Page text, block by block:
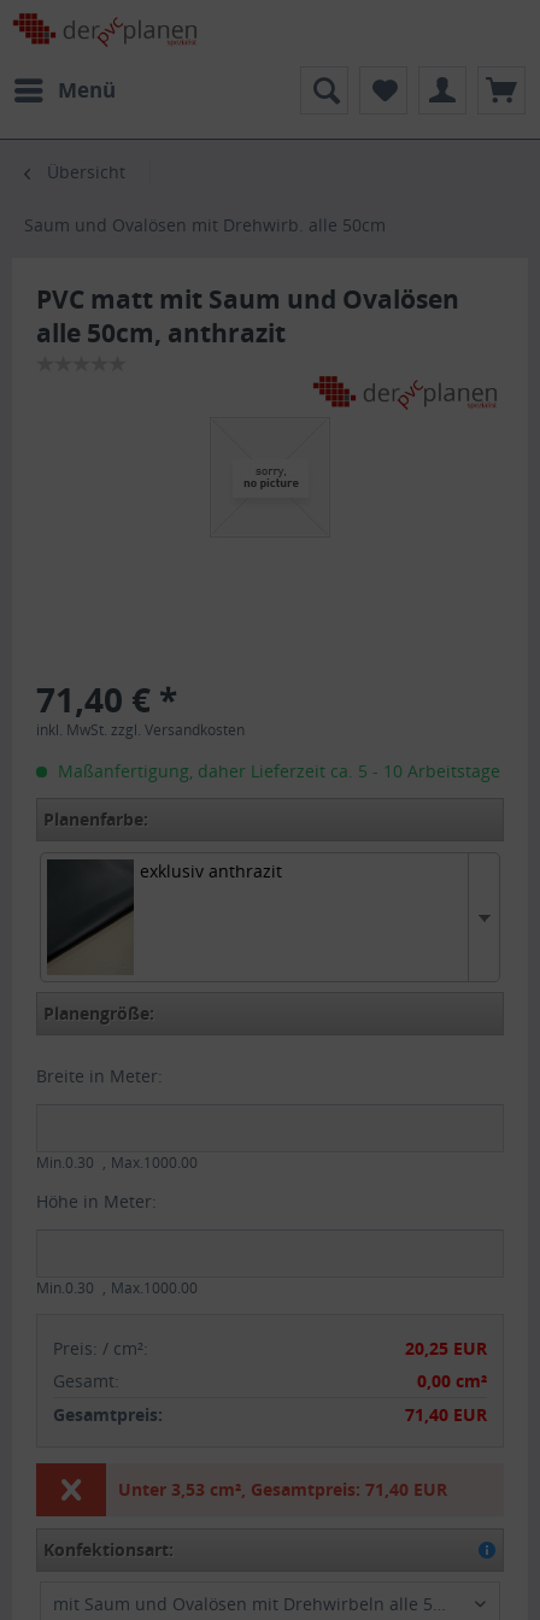
Menü
Übersicht
Saum und Ovalösen mit Drehwirb. alle 50cm
PVC matt mit Saum und Ovalösen
alle 50cm, anthrazit
71,40 € *
inkl. MwSt. zzgl. Versandkosten
Maßanfertigung, daher Lieferzeit ca. 5 - 10 Arbeitstage
Planenfarbe:
exklusiv anthrazitexklusiv anthrazit
Planengröße:
Breite in Meter:
Min.0.30 Max.1000.00
Höhe in Meter:
Min.0.30 Max.1000.00
Preis: / cm²:
20,25 EUR
Gesamt:
0,00 cm²
Gesamtpreis:
71,40 EUR
Unter3,53 cm², Gesamtpreis: 71,40 EUR
Konfektionsart:
mit Saum und Ovalösen mit Drehwirbeln alle 50cm